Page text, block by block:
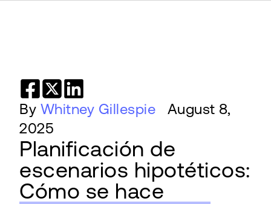
By Whitney Gillespie
August 8,
2025
Planificación de
escenarios hipotéticos:
Cómo se hace